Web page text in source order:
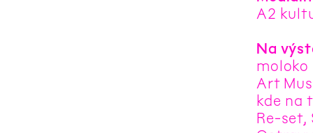
A2
Na
moloko
Art
kde na
Re-set,